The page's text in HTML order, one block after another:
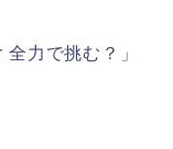
全力で挑む？」